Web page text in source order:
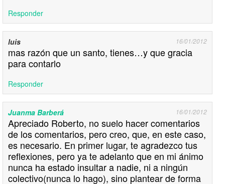
Responder
luis 16/01/2012
mas razón que un santo, tienes…y que gracia
para contarlo
Responder
Juanma Barberá 16/01/2012
Apreciado Roberto, no suelo hacer comentarios
de los comentarios, pero creo, que, en este caso,
es necesario. En primer lugar, te agradezco tus
reflexiones, pero ya te adelanto que en mi ánimo
nunca ha estado insultar a nadie, ni a ningún
colectivo(nunca lo hago), sino plantear de forma